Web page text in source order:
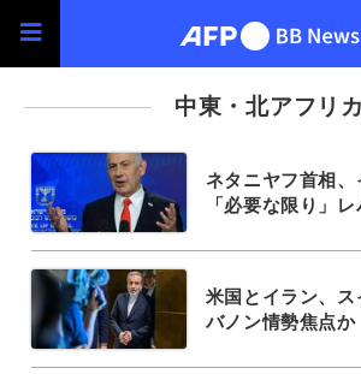
中東・北アフリカ
ネタニヤフ首相
「必要な限り」
米国とイラン、
バノン情勢焦点か